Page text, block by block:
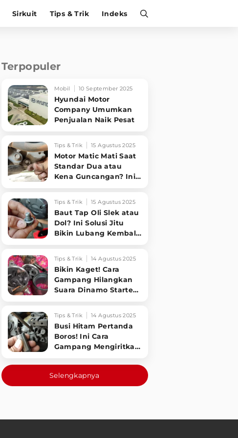
Sirkuit Tips & Trik Indeks
Terpopuler
Mobil 10 September 2025
Hyundai Motor
Company Umumkan
Penjualan Naik Pesat
Tips & Trik 15 Agustus 2025
Motor Matic Mati Saat
Standar Dua atau
Kena Guncangan? Ini
Tips & Trik 15 Agustus 2025
Baut Tap Oli Slek atau
Dol? Ini Solusi Jitu
Bikin Lubang Kembali
Tips & Trik 14 Agustus 2025
Bikin Kaget! Cara
Gampang Hilangkan
Suara Dinamo Starter
Dimatikan!
Tips & Trik 14 Agustus 2025
Busi Hitam Pertanda
Boros! Ini Cara
Gampang Mengiritkan
Lebih Irit!
Selengkapnya